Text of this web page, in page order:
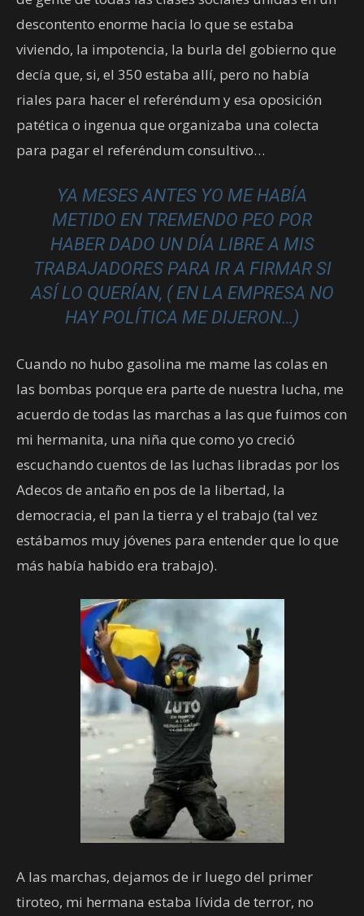
descontento enorme hacia lo que se estaba
viviendo, la impotencia, la burla del gobierno que
decía que, si, el 350 estaba allí, pero no había
riales para hacer el referéndum y esa oposición
patética o ingenua que organizaba una colecta
para pagar el referéndum consultivo…
YA MESES ANTES YO ME HABÍA
METIDO EN TREMENDO PEO POR
HABER DADO UN DÍA LIBRE A MIS
TRABAJADORES PARA IR A FIRMAR SI
ASÍ LO QUERÍAN, ( EN LA EMPRESA NO
HAY POLÍTICA ME DIJERON…)
Cuando no hubo gasolina me mame las colas en
las bombas porque era parte de nuestra lucha, me
acuerdo de todas las marchas a las que fuimos con
mi hermanita, una niña que como yo creció
escuchando cuentos de las luchas libradas por los
Adecos de antaño en pos de la libertad, la
democracia, el pan la tierra y el trabajo (tal vez
estábamos muy jóvenes para entender que lo que
más había habido era trabajo).
A las marchas, dejamos de ir luego del primer
tiroteo, mi hermana estaba lívida de terror, no